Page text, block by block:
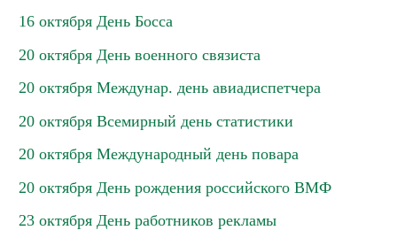
16 октября День Босса
20 октября День военного связиста
20 октября Междунар. день авиадиспетчера
20 октября Всемирный день статистики
20 октября Международный день повара
20 октября День рождения российского ВМФ
23 октября День работников рекламы